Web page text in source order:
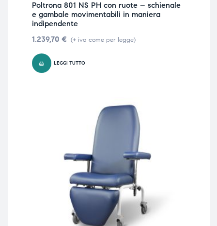
Poltrona 801 NS PH con ruote – schienale
e gambale movimentabili in maniera
indipendente
1.239,70 € (+ iva come per legge)
LEGGI TUTTO